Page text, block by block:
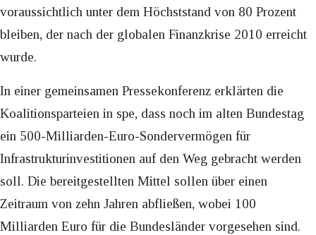
voraussichtlich unter dem Höchststand von 80 Prozent
bleiben, der nach der globalen Finanzkrise 2010 erreicht
wurde.
In einer gemeinsamen Pressekonferenz erklärten die
Koalitionsparteien in spe, dass noch im alten Bundestag
ein 500-Milliarden-Euro-Sondervermögen für
Infrastrukturinvestitionen auf den Weg gebracht werden
soll. Die bereitgestellten Mittel sollen über einen
Zeitraum von zehn Jahren abfließen, wobei 100
Milliarden Euro für die Bundesländer vorgesehen sind.